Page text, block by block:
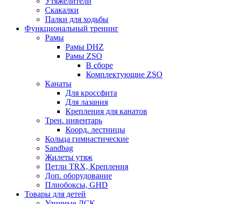
Скакалки
Палки для ходьбы
Функциональный тренинг
Рамы
Рамы DHZ
Рамы ZSO
В сборе
Комплектующие ZSO
Канаты
Для кроссфита
Для лазания
Крепления для канатов
Трен. инвентарь
Коорд. лестницы
Кольца гимнастические
Sandbag
Жилеты утяж
Петли TRX, Крепления
Доп. оборудование
Плиобоксы, GHD
Товары для детей